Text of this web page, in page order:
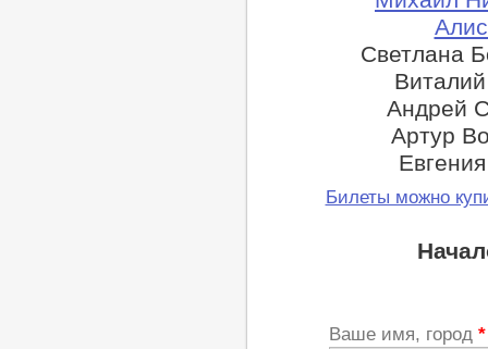
Светлана
Андрей
Артур
Билеты можно
Ваше имя, город *